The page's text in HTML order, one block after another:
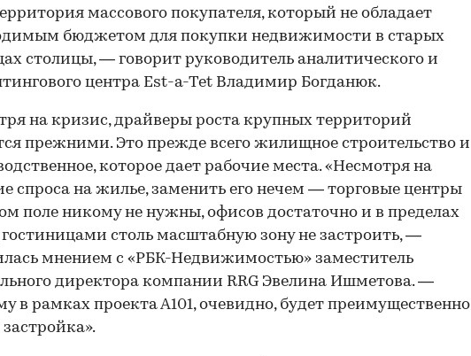
массового покупателя, который не обладает
бюджетом для покупки недвижимости в старых
столицы, — говорит руководитель аналитического и
центра Est-a-Tet Владимир Богданюк.
на кризис, драйверы роста крупных территорий
прежними. Это прежде всего жилищное строительство и
которое дает рабочие места. «Несмотря на
спроса на жилье, заменить его нечем — торговые центры
поле никому не нужны, офисов достаточно и в пределах
столь масштабную зону не застроить, —
мнением с «РБК-Недвижимостью» заместитель
директора компании RRG Эвелина Ишметова. —
в рамках проекта А101, очевидно, будет преимущественно